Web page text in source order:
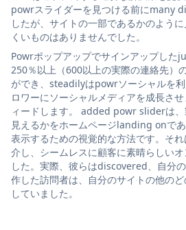
powrスライダーを見つける前にmany
したが、サイトの一部であるかのよう
くいものはありませんでした。
Powrポップアップでサインアップした
250％以上（600以上の実際の連絡先）
ができ、steadilyはpowrソーシャルを
ロワーにソーシャルメディアを成長さ
ィードします。 added powr sliderは、
見えるかをホームページlanding onで
表示するための視覚的な方法です。そ
介し、シームレスに顧客に素晴らしい
した。実際、彼らはdiscovered、自分
作した訪問者は、自分のサイトの他の
していました。